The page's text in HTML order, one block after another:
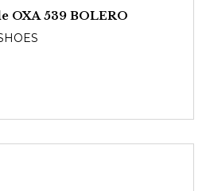
OXA 539 BOLERO